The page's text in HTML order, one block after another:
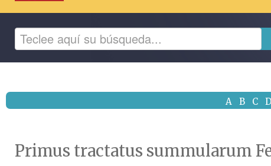
A B C D
Primus tractatus summularum